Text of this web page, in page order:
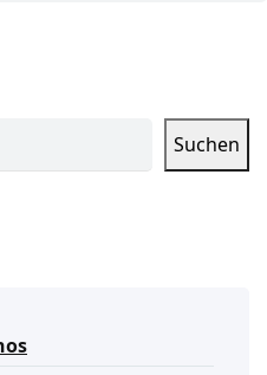
Suchen